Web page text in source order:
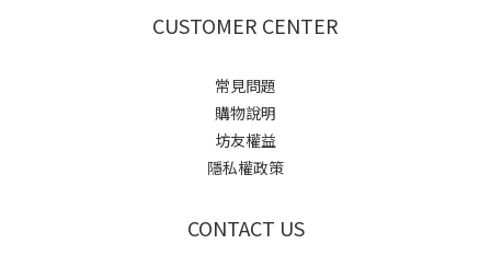
CUSTOMER CENTER
常見問題
購物說明
坊友權益
隱私權政策
CONTACT US